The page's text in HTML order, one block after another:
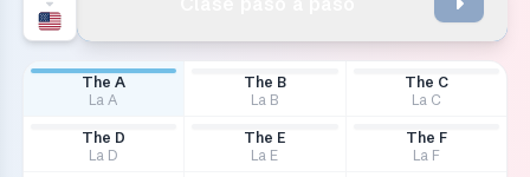
The A
La A
The B
La B
The C
La C
The D
La D
The E
La E
The F
La F